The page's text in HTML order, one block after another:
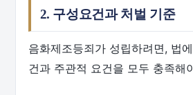
2. 구성요건과 처벌 기준
음화제조등죄가 성립하려면, 법
건과 주관적 요건을 모두 충족해